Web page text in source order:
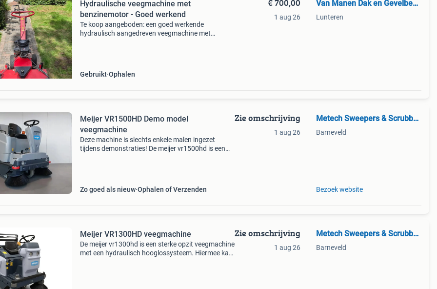
Hydraulische veegmachine met
benzinemotor - Goed werkend
Te koop aangeboden: een goed werkende
hydraulisch aangedreven veegmachine met
Gebruikt Ophalen
€ 700,00
1 aug 26
Van Manen Dak en Gevelbeplatin
Lunteren
Meijer VR1500HD Demo model
veegmachine
Deze machine is slechts enkele malen ingezet
tijdens demonstraties! De meijer vr1500hd is een
Zo goed als nieuw Ophalen of Verzenden
Zie omschrijving
1 aug 26
Metech Sweepers & Scrubbers
Barneveld
Bezoek website
Meijer VR1300HD veegmachine
De meijer vr1300hd is een sterke opzit veegmachine
met een hydraulisch hooglossysteem. Hiermee kan
Zie omschrijving
1 aug 26
Metech Sweepers & Scrubbers
Barneveld